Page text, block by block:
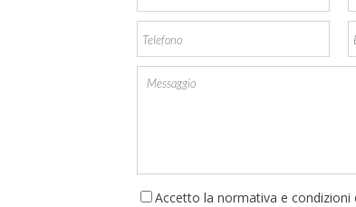
Accetto la normativa e condizioni